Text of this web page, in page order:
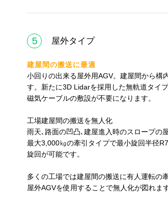
5 屋外タイプ
建屋間の搬送に最適
小回りの出来る屋外用AGV。建屋間から構
す。新たに3D Lidarを採用した無軌道タイプ
磁気ケーブルの敷設が不要になります。
工場建屋間の搬送を無人化
雨天､路面の凹凸､建屋進入時のスロープの
最大3,000㎏の牽引タイプで最小旋回半径
旋回が可能です。
多くの工場では建屋間の搬送に有人運転の
屋外AGVを使用することで無人化が図れます